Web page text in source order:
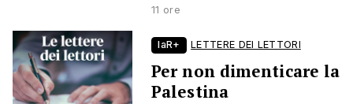
11 ore
laR+ LETTERE DEI LETTORI
Per non dimenticare la
Palestina